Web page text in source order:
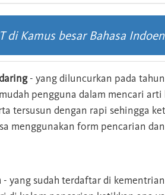
di Kamus besar Bahasa
- yang diluncurkan pada
pengguna dalam mencari arti
tersusun dengan rapi sehingga
menggunakan form pencarian
- yang sudah terdaftar di